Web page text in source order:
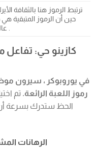
ترتبط الرموز هنا بالثقافة
حين أن الرموز المتبقية
كازينو حي:
في يوروبوكر ، سيرون
رموز اللعبة الرائعة. تم
الحظ ستدرك بسرعة
الرهانات